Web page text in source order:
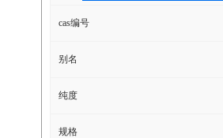
cas编号
别名
纯度
规格